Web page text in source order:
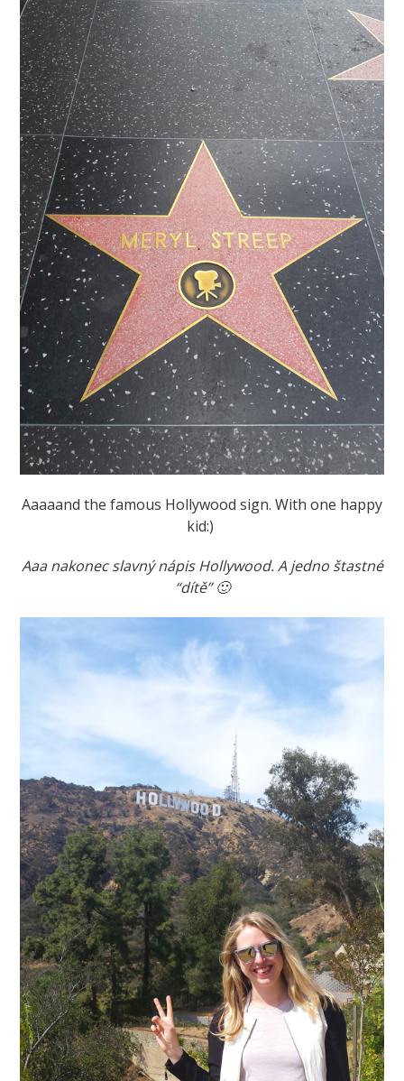
Aaaaand the famous Hollywood sign. With one happy
kid:)
Aaa nakonec slavný nápis Hollywood. A jedno štastné
“dítě” 🙂